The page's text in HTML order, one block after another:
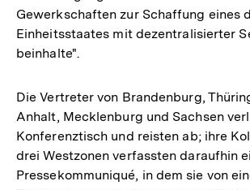
Gewerkschaften zur Schaffung eines
Einheitsstaates mit dezentralisierter
beinhalte".
Die Vertreter von Brandenburg,
Anhalt, Mecklenburg und Sachsen
Konferenztisch und reisten ab; ihre
drei Westzonen verfassten daraufhin
Pressekommuniqué, in dem sie von